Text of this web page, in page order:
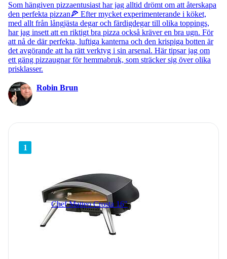
Som hängiven pizzaentusiast har jag alltid drömt om att återskapa
den perfekta pizzan🍕 Efter mycket experimenterande i köket,
med allt från långjästa degar och färdigdegar till olika toppings,
har jag insett att en riktigt bra pizza också kräver en bra ugn. För
att nå de där perfekta, luftiga kanterna och den krispiga botten är
det avgörande att ha rätt verktyg i sin arsenal. Här tipsar jag om
ett gäng pizzaugnar för hemmabruk, som sträcker sig över olika
prisklasser.
Robin Brun
1
Chef Matteo Crosta 16"